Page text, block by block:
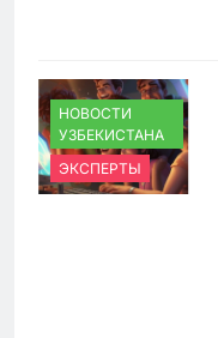
НОВОСТИ
УЗБЕКИСТАНА
ЭКСПЕРТЫ